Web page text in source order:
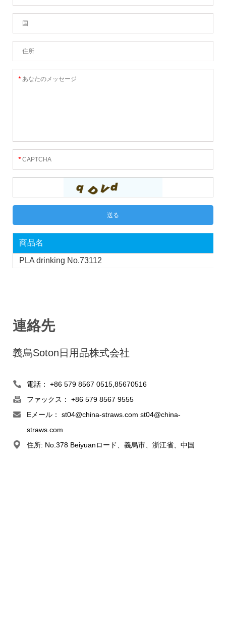
商品名
PLA drinking No.73112
連絡先
義烏Soton日用品株式会社
電話： +86 579 8567 0515,85670516
ファックス： +86 579 8567 9555
Eメール： st04@china-straws.com st04@china-
straws.com
住所: No.378 Beiyuanロード、義烏市、浙江省、中国